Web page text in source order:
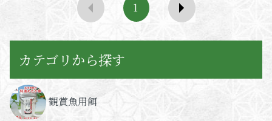
カテゴリから探す
観賞魚用餌
1